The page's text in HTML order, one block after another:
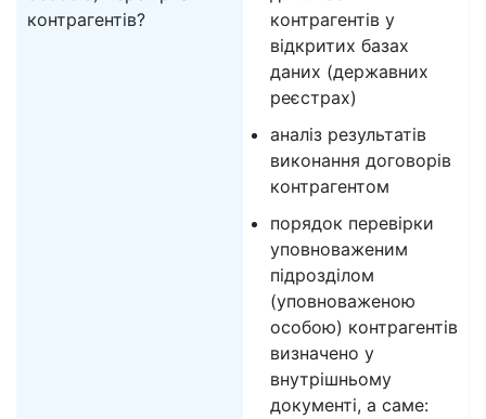
контрагентів?
контрагентів у
відкритих базах
даних (державних
реєстрах)
аналіз результатів
виконання договорів
контрагентом
порядок перевірки
уповноваженим
підрозділом
(уповноваженою
особою) контрагентів
визначено у
внутрішньому
документі, а саме: